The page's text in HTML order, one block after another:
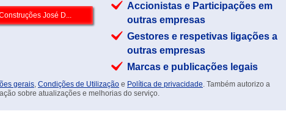
Accionistas e Participações em
outras empresas
Gestores e respetivas ligações a
outras empresas
Marcas e publicações legais
gerais, Condições de Utilização e Política de privacidade. Também autorizo a
sobre atualizações e melhorias do serviço.